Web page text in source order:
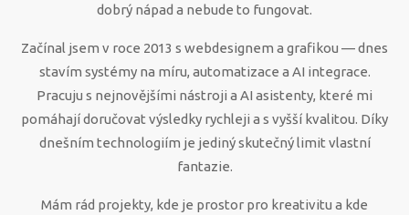
dobrý nápad a nebude to fungovat.
Začínal jsem v roce 2013 s webdesignem a grafikou — dnes
stavím systémy na míru, automatizace a AI integrace.
Pracuju s nejnovějšími nástroji a AI asistenty, které mi
pomáhají doručovat výsledky rychleji a s vyšší kvalitou. Díky
dnešním technologiím je jediný skutečný limit vlastní
fantazie.
Mám rád projekty, kde je prostor pro kreativitu a kde